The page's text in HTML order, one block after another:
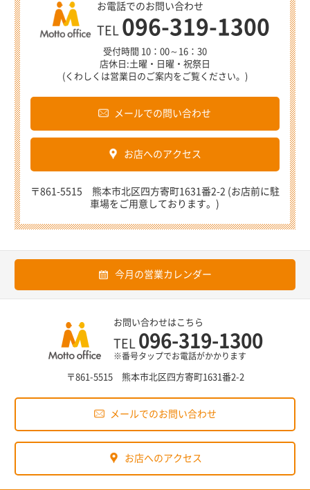
お電話でのお問い合わせ
TEL 096-319-1300
受付時間 10：00～16：30
店休日:土曜・日曜・祝祭日
(くわしくは営業日のご案内をご覧ください。)
メールでの問い合わせ
お店へのアクセス
〒861-5515 熊本市北区四方寄町1631番2-2 (お店前に駐
車場をご用意しております。)
今月の営業カレンダー
お問い合わせはこちら
TEL 096-319-1300
※番号タップでお電話がかかります
〒861-5515 熊本市北区四方寄町1631番2-2
メールでのお問い合わせ
お店へのアクセス